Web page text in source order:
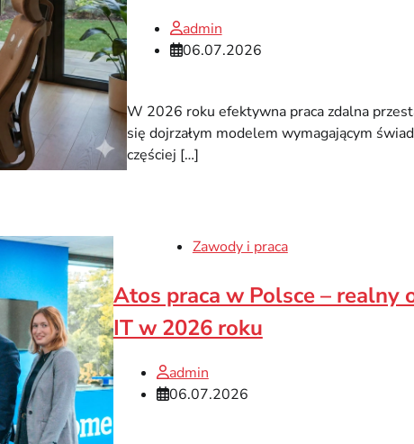
admin
06.07.2026
W 2026 roku efektywna praca zdalna
się dojrzałym modelem wymagającym
częściej […]
Zawody i praca
Atos praca w Polsce –
IT w 2026 roku
admin
06.07.2026